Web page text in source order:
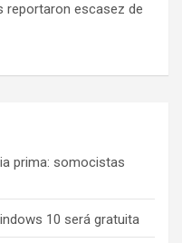
reportaron escasez de
prima: somocistas
10 será gratuita